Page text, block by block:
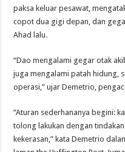
paksa keluar pesawat,
copot dua gigi depan, dan
Ahad lalu.
“Dao mengalami gegar otak
juga mengalami patah hidung,
operasi,” ujar Demetrio,
“Aturan sederhananya begini:
tolong lakukan dengan
kekerasan,” kata Demetrio